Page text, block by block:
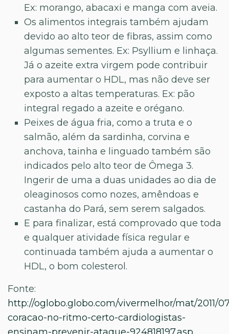
Ex: morango, abacaxi e manga com aveia.
Os alimentos integrais também ajudam
devido ao alto teor de fibras, assim como
algumas sementes. Ex: Psyllium e linhaça.
Já o azeite extra virgem pode contribuir
para aumentar o HDL, mas não deve ser
exposto a altas temperaturas. Ex: pão
integral regado a azeite e orégano.
Peixes de água fria, como a truta e o
salmão, além da sardinha, corvina e
anchova, tainha e linguado também são
indicados pelo alto teor de Ômega 3.
Ingerir de uma a duas unidades ao dia de
oleaginosos como nozes, amêndoas e
castanha do Pará, sem serem salgados.
E para finalizar, está comprovado que toda
e qualquer atividade física regular e
continuada também ajuda a aumentar o
HDL, o bom colesterol.
Fonte:
http://oglobo.globo.com/vivermelhor/mat/2011/
coracao-no-ritmo-certo-cardiologistas-